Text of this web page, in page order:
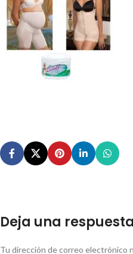
Deja una respuesta
Tu dirección de correo electrónico